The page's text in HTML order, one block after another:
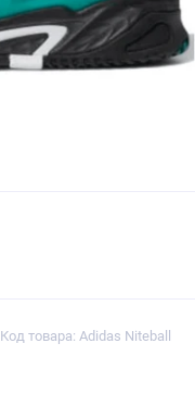
Код товара: Adidas Niteball